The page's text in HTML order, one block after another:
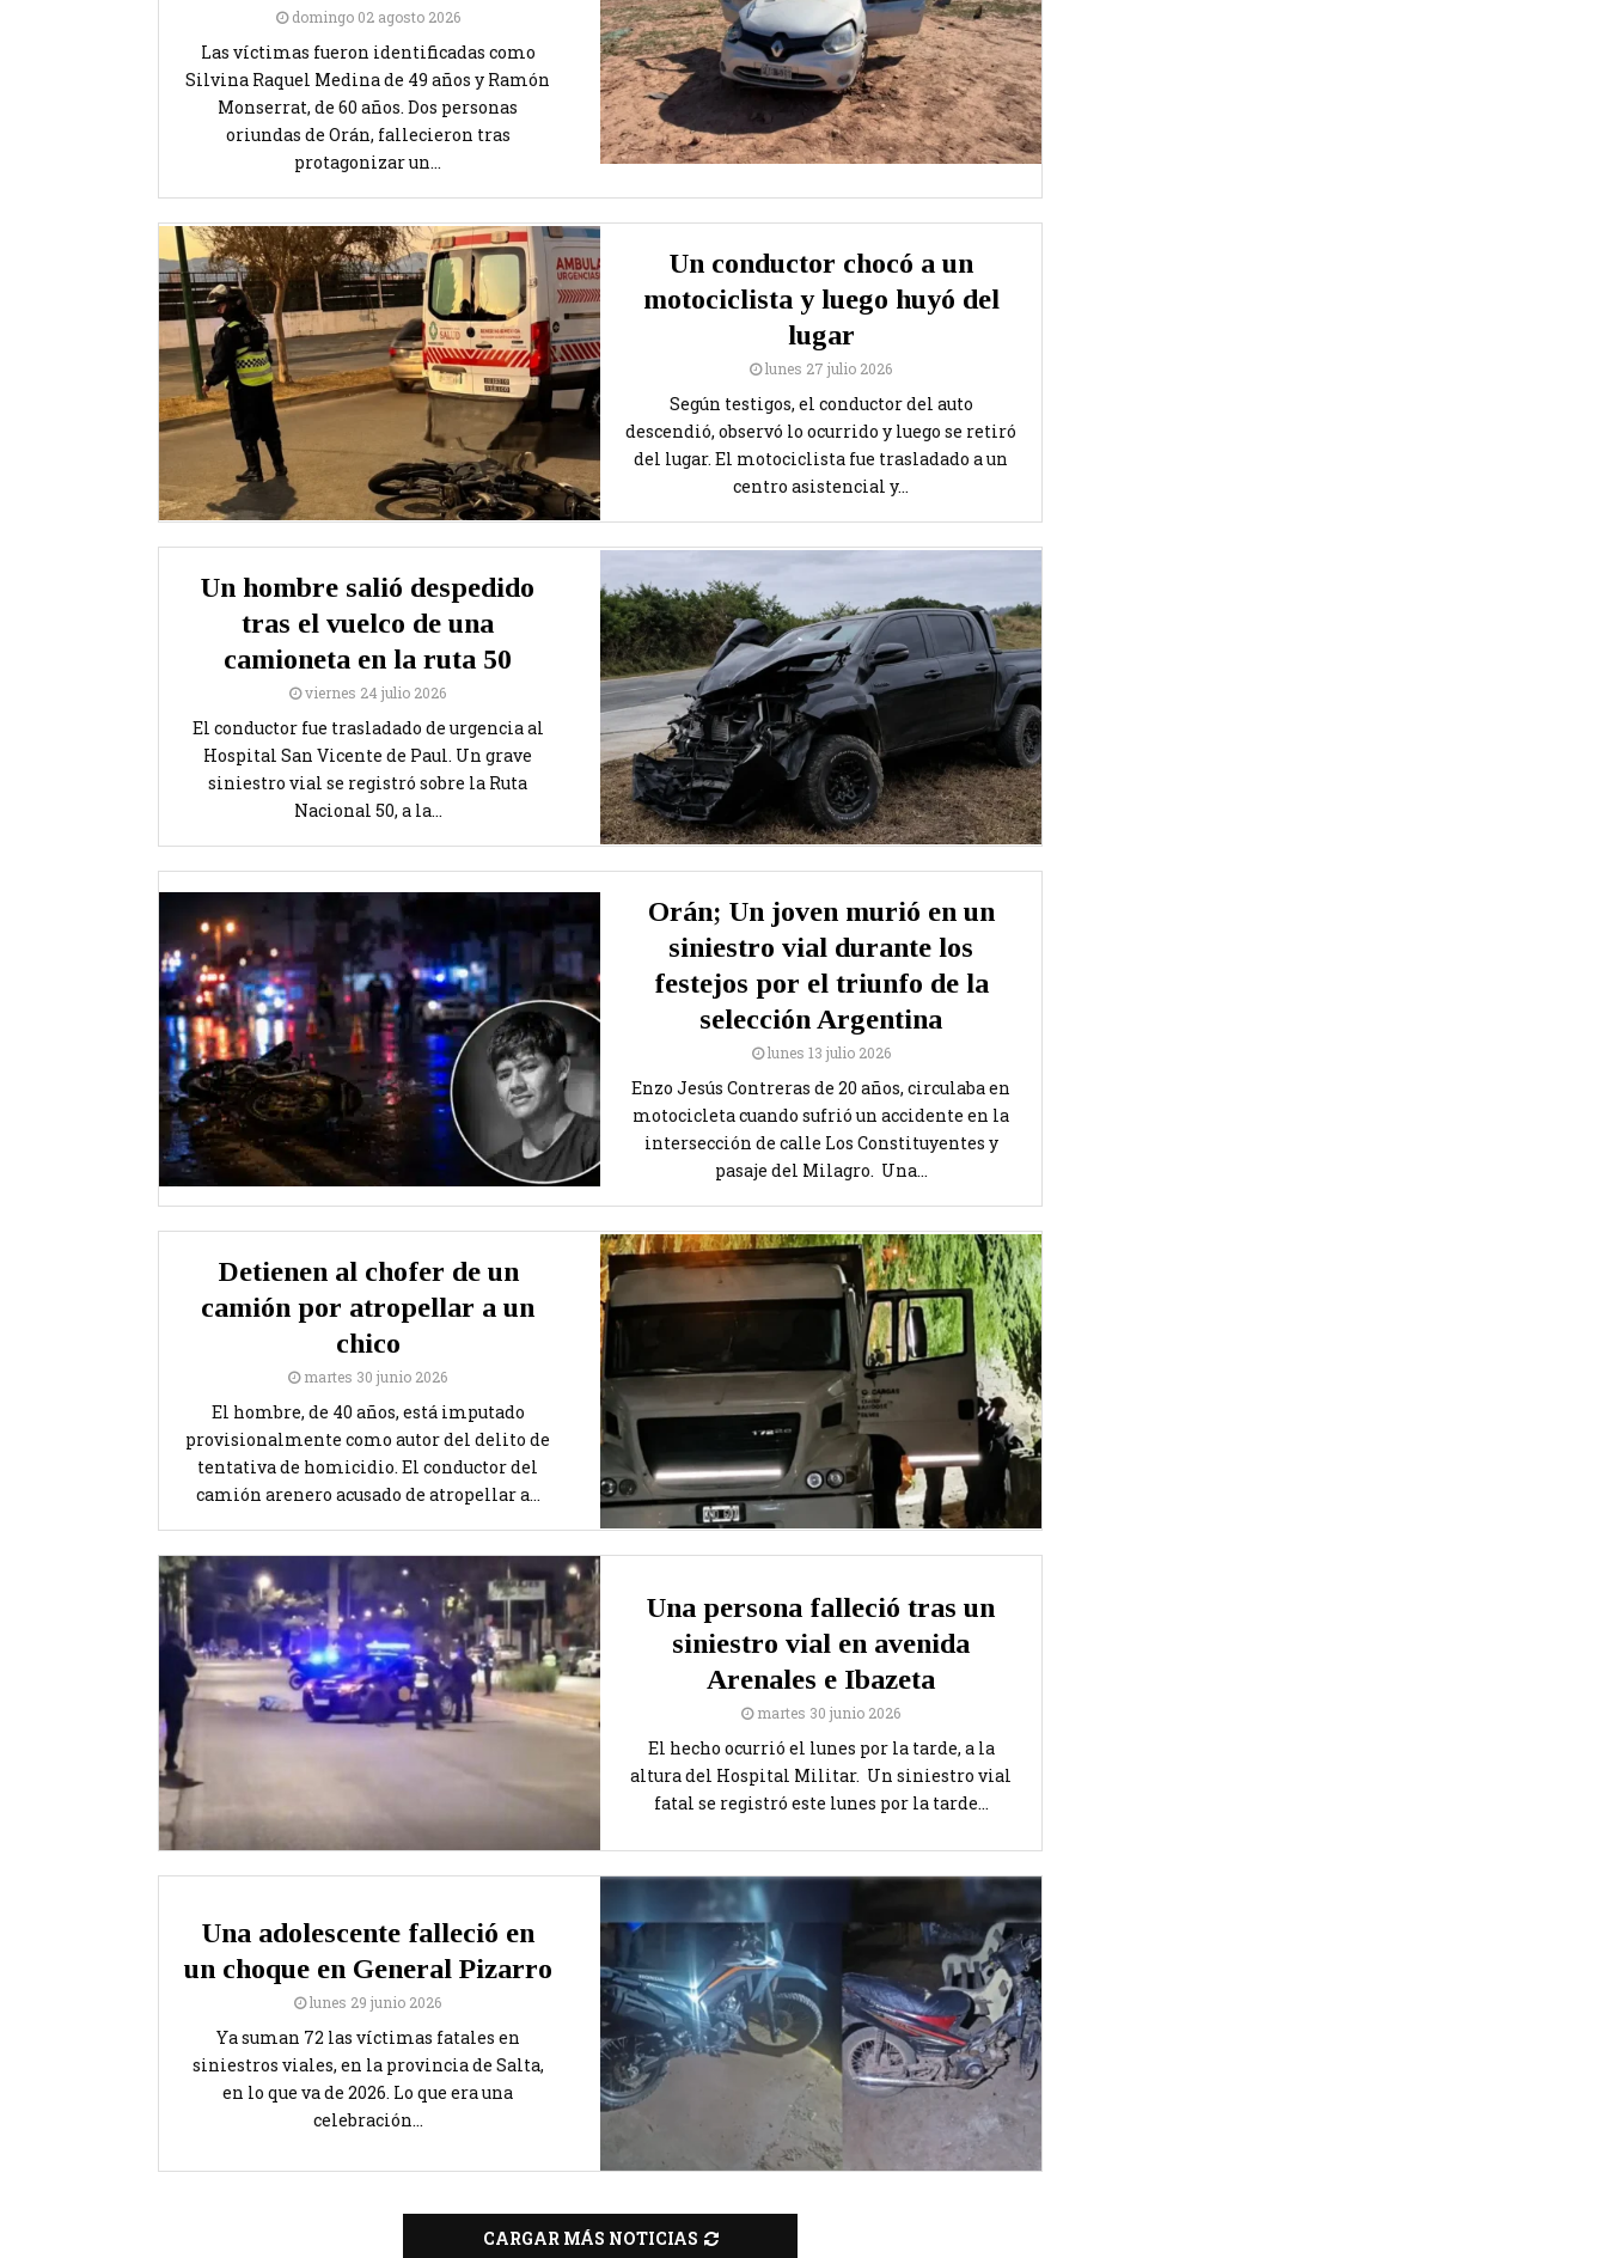
domingo 02 agosto 2026
Las víctimas fueron identificadas como
Silvina Raquel Medina de 49 años y Ramón
Monserrat, de 60 años. Dos personas
oriundas de Orán, fallecieron tras
protagonizar un...
Un conductor chocó a un
motociclista y luego huyó del
lugar
lunes 27 julio 2026
Según testigos, el conductor del auto
descendió, observó lo ocurrido y luego se retiró
del lugar. El motociclista fue trasladado a un
centro asistencial y...
Un hombre salió despedido
tras el vuelco de una
camioneta en la ruta 50
viernes 24 julio 2026
El conductor fue trasladado de urgencia al
Hospital San Vicente de Paul. Un grave
siniestro vial se registró sobre la Ruta
Nacional 50, a la...
Orán; Un joven murió en un
siniestro vial durante los
festejos por el triunfo de la
selección Argentina
lunes 13 julio 2026
Enzo Jesús Contreras de 20 años, circulaba en
motocicleta cuando sufrió un accidente en la
intersección de calle Los Constituyentes y
pasaje del Milagro. Una...
Detienen al chofer de un
camión por atropellar a un
chico
martes 30 junio 2026
El hombre, de 40 años, está imputado
provisionalmente como autor del delito de
tentativa de homicidio. El conductor del
camión arenero acusado de atropellar a...
Una persona falleció tras un
siniestro vial en avenida
Arenales e Ibazeta
martes 30 junio 2026
El hecho ocurrió el lunes por la tarde, a la
altura del Hospital Militar. Un siniestro vial
fatal se registró este lunes por la tarde...
Una adolescente falleció en
un choque en General Pizarro
lunes 29 junio 2026
Ya suman 72 las víctimas fatales en
siniestros viales, en la provincia de Salta,
en lo que va de 2026. Lo que era una
celebración...
CARGAR MÁS NOTICIAS